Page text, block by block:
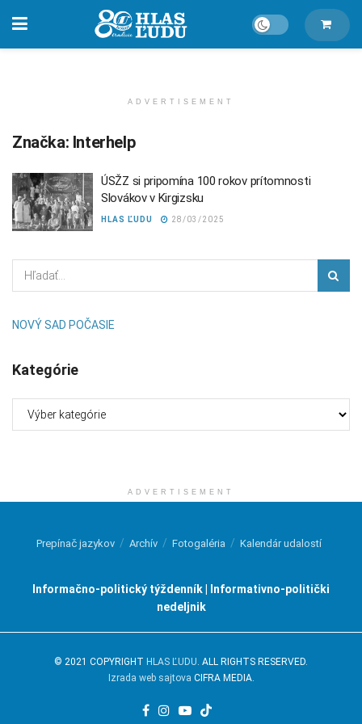
ADVERTISEMENT
Značka: Interhelp
ÚSŽZ si pripomína 100 rokov prítomnosti
Slovákov v Kirgizsku
HLAS ĽUDU 28/03/2025
NOVÝ SAD POČASIE
Kategórie
ADVERTISEMENT
Prepínač jazykov Archív Fotogaléria Kalendár udalostí
Informačno-politický týždenník | Informativno-politički
nedeljnik
© 2021 COPYRIGHT HLAS ĽUDU . ALL RIGHTS RESERVED.
Izrada web sajtova CIFRA MEDIA.